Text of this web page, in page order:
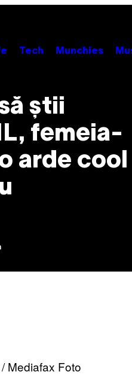
Tech Munchies
știi
femeia-
arde cool
Mediafax Foto